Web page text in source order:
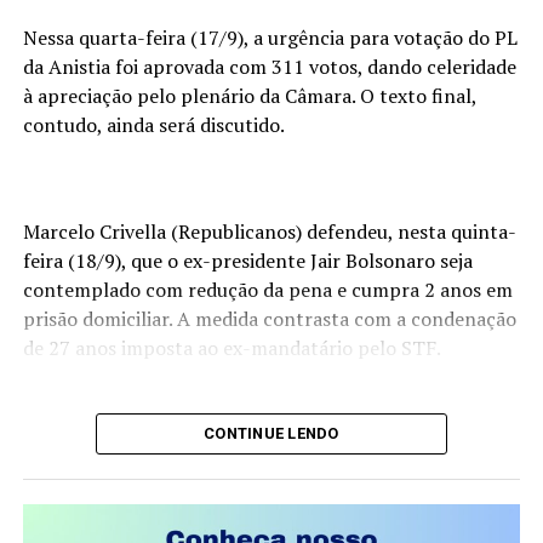
vista por muitos especialistas como fundamental para a
continuidade da legenda nas próximas décadas.
Além disso, o partido enfrenta o desafio de dialogar com
novas gerações de eleitores, que possuem demandas e
Críticas e Desgaste
O PT também carrega o impacto de crises políticas e
escândalos de corrupção que atingiram o partido ao
investigações e decisões judiciais, os episódios
contribuíram para o desgaste da imagem da legenda
junto a parte do eleitorado.
Nessa quarta-feira (17/9), a urgência para votação do PL
da Anistia foi aprovada com 311 votos, dando celeridade
à apreciação pelo plenário da Câmara. O texto final,
contudo, ainda será discutido.
Marcelo Crivella (Republicanos) defendeu, nesta quinta-
feira (18/9), que o ex-presidente Jair Bolsonaro seja
contemplado com redução da pena e cumpra 2 anos em
prisão domiciliar. A medida contrasta com a condenação
de 27 anos imposta ao ex-mandatário pelo STF.
Condenar um homem de 70 anos a 27 de prisão é
uma pena de morte.
CONTINUE LENDO